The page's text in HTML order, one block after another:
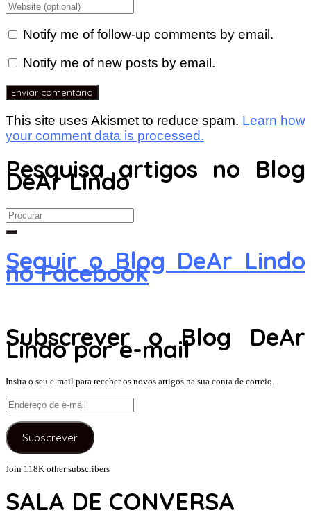
Notify me of follow-up comments by email.
Notify me of new posts by email.
This site uses Akismet to reduce spam. Learn how
your comment data is processed.
Pesquisa artigos no Blog
DeAr Lindo
Search
for:
Seguir o Blog DeAr Lindo
no Facebook
Subscrever o Blog DeAr
Lindo por e-mail
Insira o seu e-mail para receber os novos artigos na sua conta de correio.
Endereço
de
e-
mail
Subscrever
Join 118K other subscribers
SALA DE CONVERSA